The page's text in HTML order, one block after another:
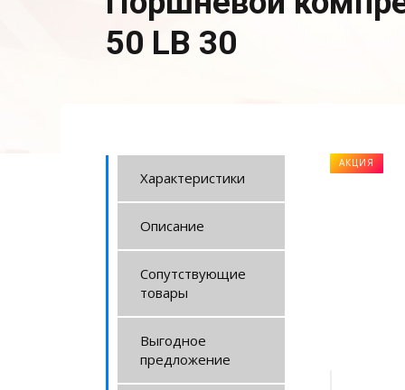
50 LB 30
Характеристики
Описание
Сопутствующие
товары
Выгодное
предложение
АКЦИЯ